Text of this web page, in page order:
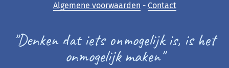
Algemene voorwaarden - Contact
"Denken dat iets onmogelijk is, is het
onmogelijk maken"